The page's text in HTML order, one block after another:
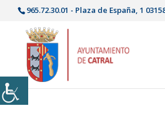
965.72.30.01 - Plaza de España, 1